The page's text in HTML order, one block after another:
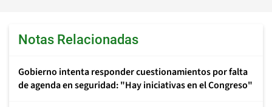
Notas Relacionadas
Gobierno intenta responder cuestionamientos por falta
de agenda en seguridad: "Hay iniciativas en el Congreso"